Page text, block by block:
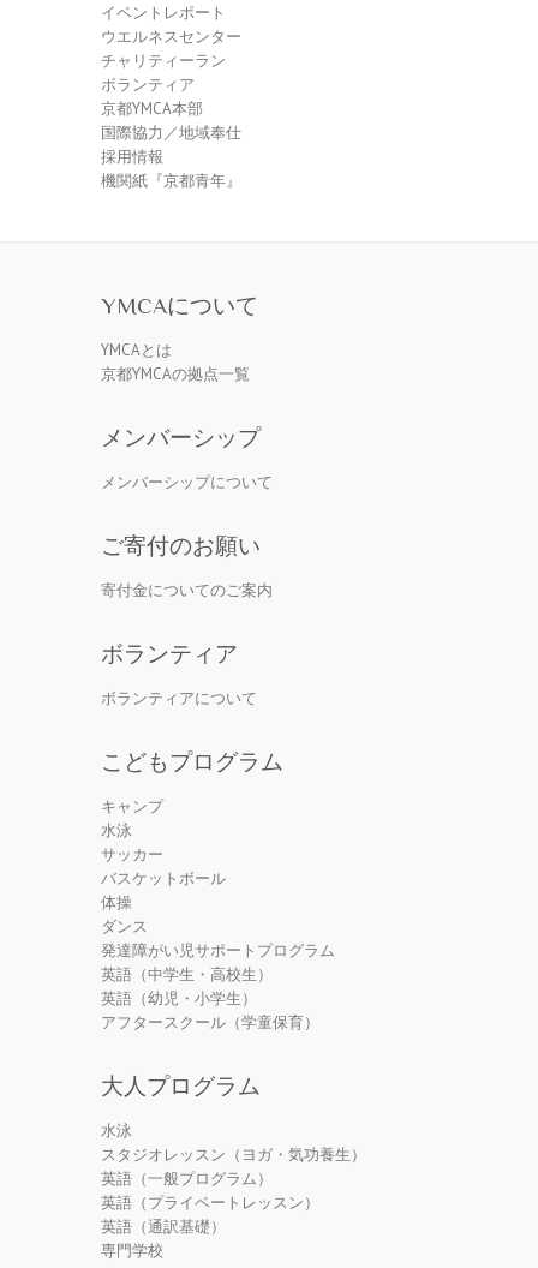
イベントレポート
ウエルネスセンター
チャリティーラン
ボランティア
京都YMCA本部
国際協力／地域奉仕
採用情報
機関紙『京都青年』
YMCAについて
YMCAとは
京都YMCAの拠点一覧
メンバーシップ
メンバーシップについて
ご寄付のお願い
寄付金についてのご案内
ボランティア
ボランティアについて
こどもプログラム
キャンプ
水泳
サッカー
バスケットボール
体操
ダンス
発達障がい児サポートプログラム
英語（中学生・高校生）
英語（幼児・小学生）
アフタースクール（学童保育）
大人プログラム
水泳
スタジオレッスン（ヨガ・気功養生）
英語（一般プログラム）
英語（プライベートレッスン）
英語（通訳基礎）
専門学校